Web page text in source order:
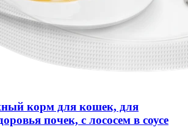
корм для кошек, для
почек, с лососем в соусе